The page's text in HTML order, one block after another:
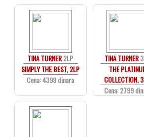
TINA TURNER2LP
SIMPLY THE BEST, 2LP
Cena: 4399 dinara
TINA TURNER
THE
COLLECTION,
Cena: 2799